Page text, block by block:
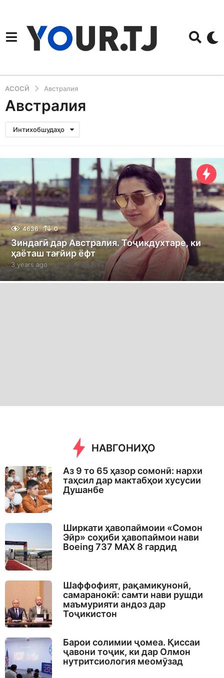
АСОСӢ Австралия
Австралия
Интихобшудаҳо
4636 0
Зиндагӣ дар Австралия. Тоҷикдухтаре, ки
ҳаёташ тағйир ёфт
3 years ago 3
e
НАВГОНИҲО
Аз 9 то 65 ҳазор сомонӣ: нархи
таҳсил дар мактабҳои хусусии
Душанбе
Ширкати ҳавопаймоии «Сомон
Эйр» соҳиби ҳавопаймои нави
Boeing 737 MAX 8 гардид
Шаффофият, рақамикунонӣ,
самаранокӣ: самти нави рушди
маъмурияти андоз дар
Тоҷикистон
Барои солимии ҷомеа. Қиссаи
ҷавони тоҷик, ки дар Олмон
нутритсиология меомӯзад